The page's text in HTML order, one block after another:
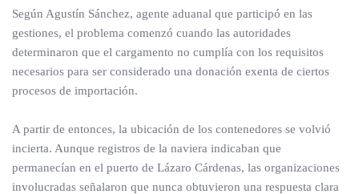
Según Agustín Sánchez, agente aduanal que participó en las
gestiones, el problema comenzó cuando las autoridades
determinaron que el cargamento no cumplía con los requisitos
necesarios para ser considerado una donación exenta de ciertos
procesos de importación.
A partir de entonces, la ubicación de los contenedores se volvió
incierta. Aunque registros de la naviera indicaban que
permanecían en el puerto de Lázaro Cárdenas, las organizaciones
involucradas señalaron que nunca obtuvieron una respuesta clara